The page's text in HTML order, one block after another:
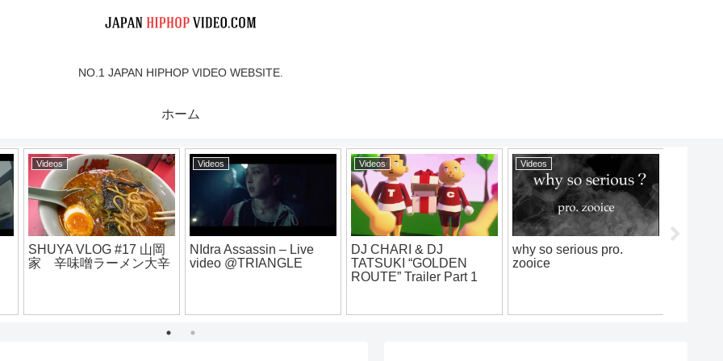
NO.1 JAPAN HIPHOP VIDEO WEBSITE.
ホーム
Videos
八咫烏.vs.DARK.凱旋MC
battle東西選抜夏ノ陣
Videos Videos
WEZ from YALLA
FAMILY – “TREND”
[Official Music Video]
Videos
SNAKE – Sora… feat.
DEAR’BRO, pukkey